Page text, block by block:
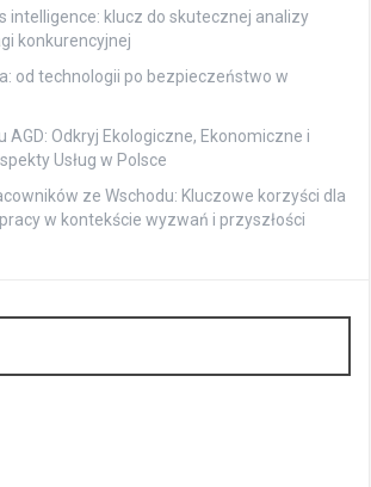
intelligence: klucz do skutecznej analizy
konkurencyjnej
od technologii po bezpieczeństwo w
AGD: Odkryj Ekologiczne, Ekonomiczne i
Usług w Polsce
ze Wschodu: Kluczowe korzyści dla
w kontekście wyzwań i przyszłości